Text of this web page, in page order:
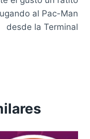
al Pac-Man
desde la Terminal